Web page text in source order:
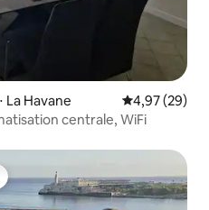
Havane Évaluation
4,97 (29)
centrale, WiFi
plus appréciés